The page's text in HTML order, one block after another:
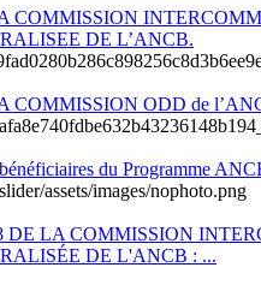
COMMISSION
DE L’ANCB.
COMMISSION ODD de
du Programme
DE LA COMMISSION
DE L'ANCB : ...